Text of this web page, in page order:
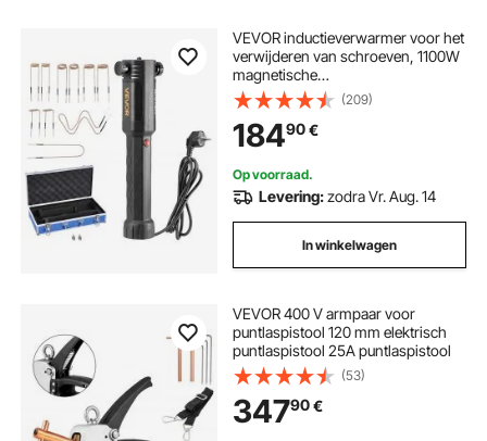
VEVOR inductieverwarmer voor het
verwijderen van schroeven, 1100W
magnetische
inductieverwarmerset, verwarmer
voor het verwijderen van roestige
schroeven,
autoreparatiegereedschap met 10
spoelen
(209)
18490€
Op voorraad.
Levering:zodra Vr. Aug. 14
In winkelwagen
VEVOR 400 V armpaar voor
puntlaspistool 120 mm elektrisch
puntlaspistool 25A puntlaspistool
(53)
34790€